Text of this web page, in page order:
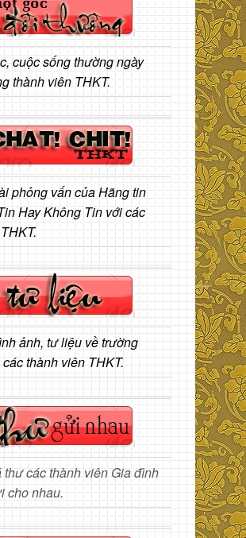
cuộc sống thường ngày
thành viên THKT.
phỏng vấn của Hãng tin
Hay Không Tin với các
ảnh, tư liệu về trường
thành viên THKT.
các thành viên Gia đình
cho nhau.